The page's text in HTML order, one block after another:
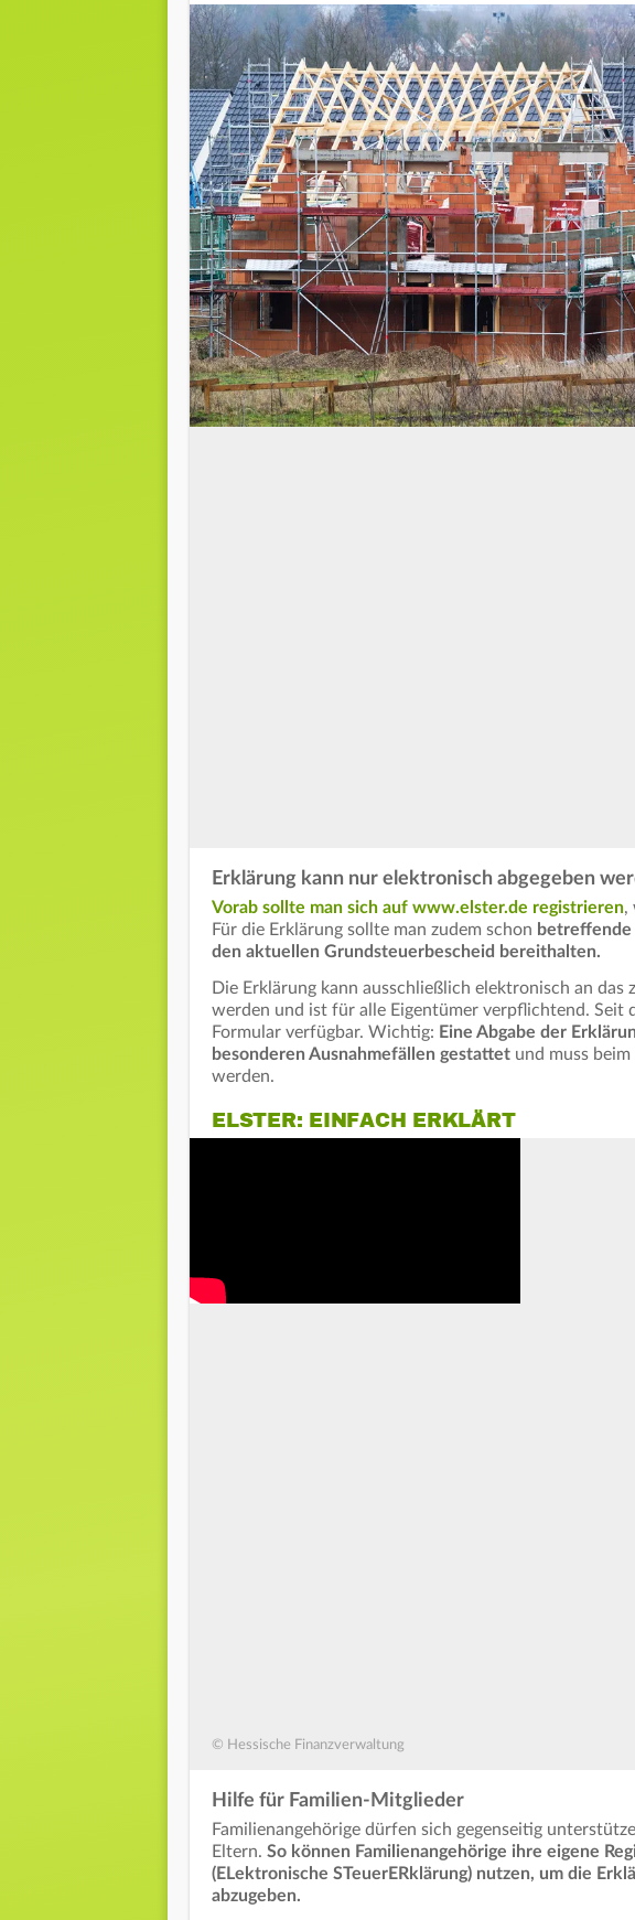
Erklärung kann nur elektronisch abgegeben
Vorab sollte man sich auf www.elster.de registrieren,
Für die Erklärung sollte man zudem schon
den aktuellen Grundsteuerbescheid bereithalten.
Die Erklärung kann ausschließlich elektronisch an
werden und ist für alle Eigentümer verpflichtend. Seit
Formular verfügbar. Wichtig: Eine Abgabe der
besonderen Ausnahmefällen gestattet und muss
werden.
ELSTER: EINFACH ERKLÄRT
© Hessische Finanzverwaltung
Hilfe für Familien-Mitglieder
Familienangehörige dürfen sich gegenseitig
Eltern. So können Familienangehörige ihre eigene
(ELektronische STeuerERklärung) nutzen, um die
abzugeben.